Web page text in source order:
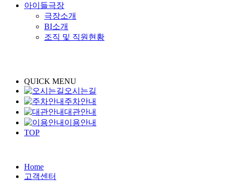
아이들극장
극장소개
BI소개
조직 및 직원현황
QUICK MENU
오시는길
주차안내
대관안내
이용안내
TOP
Home
고객센터